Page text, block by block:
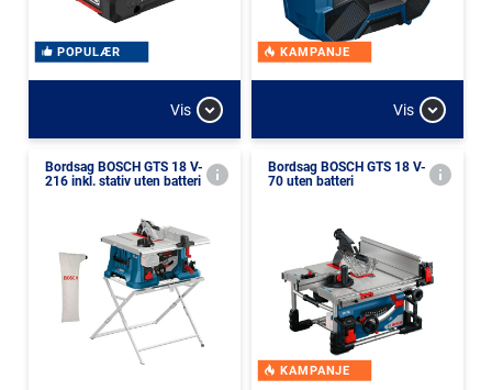
POPULÆR
Vis
KAMPANJE
Vis
Bordsag BOSCH GTS 18 V-
216 inkl. stativ uten batteri
Bordsag BOSCH GTS 18 V-
70 uten batteri
KAMPANJE